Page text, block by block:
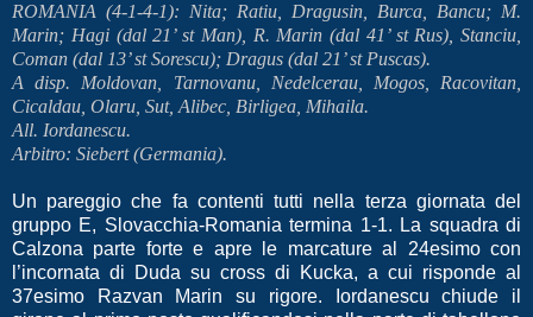
ROMANIA (4-1-4-1): Nita; Ratiu, Dragusin, Burca, Bancu; M.
Marin; Hagi (dal 21’ st Man), R. Marin (dal 41’ st Rus), Stanciu,
Coman (dal 13’ st Sorescu); Dragus (dal 21’ st Puscas).
A disp. Moldovan, Tarnovanu, Nedelcerau, Mogos, Racovitan,
Cicaldau, Olaru, Sut, Alibec, Birligea, Mihaila.
All. Iordanescu.
Arbitro: Siebert (Germania).
Un pareggio che fa contenti tutti nella terza giornata del
gruppo E, Slovacchia-Romania termina 1-1. La squadra di
Calzona parte forte e apre le marcature al 24esimo con
l’incornata di Duda su cross di Kucka, a cui risponde al
37esimo Razvan Marin su rigore. Iordanescu chiude il